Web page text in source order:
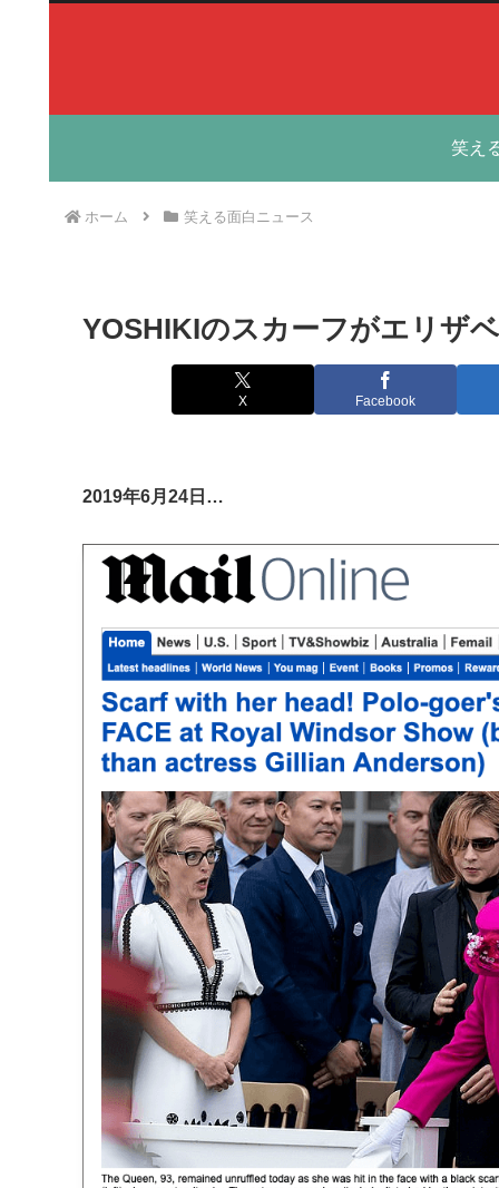
笑え
ホーム 笑える面白ニュース
YOSHIKIのスカーフがエリザ
X Facebook
2019年6月24日…